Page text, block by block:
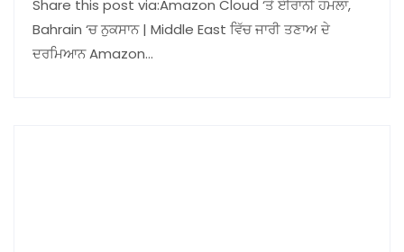
Share this post via:Amazon Cloud ‘ਤੇ ਈਰਾਨੀ ਹਮਲਾ,
Bahrain ‘ਚ ਨੁਕਸਾਨ | Middle East ਵਿੱਚ ਜਾਰੀ ਤਣਾਅ ਦੇ
ਦਰਮਿਆਨ Amazon…